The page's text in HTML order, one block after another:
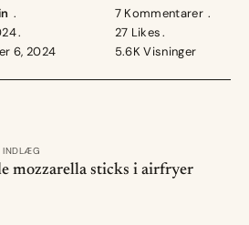
6, 2024
7 Kommentarer
27 Likes
5.6K Visninger
INDLÆG
mozzarella sticks i airfryer